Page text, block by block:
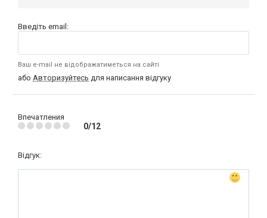
Введіть email:
Ваш e-mail не відображатиметься на сайті
або Авторизуйтесь для написання відгуку
Впечатления
0/12
Відгук: